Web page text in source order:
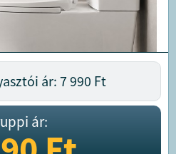
ár: 7 990 Ft
ár: